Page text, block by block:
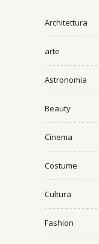
Architettura
arte
Astronomia
Beauty
Cinema
Costume
Cultura
Fashion